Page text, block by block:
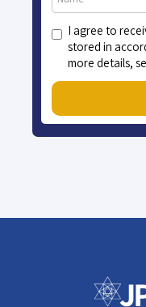
I agree to
stored in
more details,